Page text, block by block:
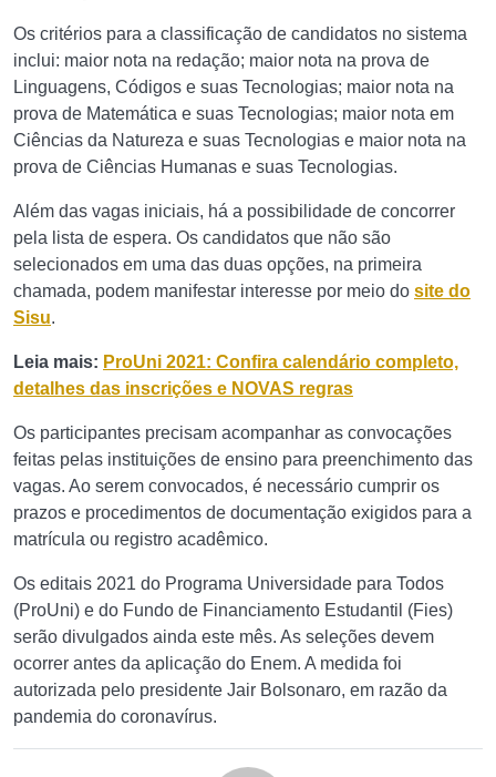
Os critérios para a classificação de candidatos no sistema
inclui: maior nota na redação; maior nota na prova de
Linguagens, Códigos e suas Tecnologias; maior nota na
prova de Matemática e suas Tecnologias; maior nota em
Ciências da Natureza e suas Tecnologias e maior nota na
prova de Ciências Humanas e suas Tecnologias.
Além das vagas iniciais, há a possibilidade de concorrer
pela lista de espera. Os candidatos que não são
selecionados em uma das duas opções, na primeira
chamada, podem manifestar interesse por meio do site do
Sisu.
Leia mais: ProUni 2021: Confira calendário completo,
detalhes das inscrições e NOVAS regras
Os participantes precisam acompanhar as convocações
feitas pelas instituições de ensino para preenchimento das
vagas. Ao serem convocados, é necessário cumprir os
prazos e procedimentos de documentação exigidos para a
matrícula ou registro acadêmico.
Os editais 2021 do Programa Universidade para Todos
(ProUni) e do Fundo de Financiamento Estudantil (Fies)
serão divulgados ainda este mês. As seleções devem
ocorrer antes da aplicação do Enem. A medida foi
autorizada pelo presidente Jair Bolsonaro, em razão da
pandemia do coronavírus.